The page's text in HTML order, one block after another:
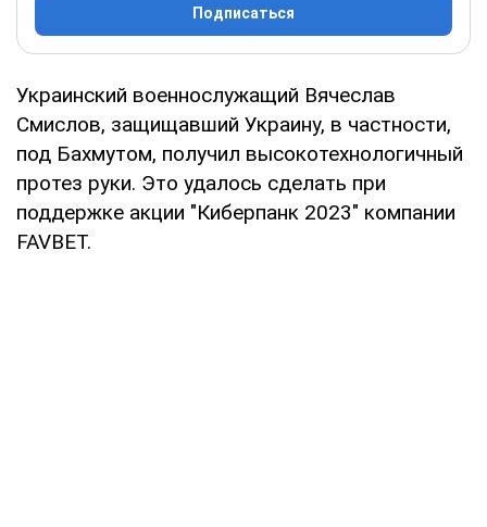
Подписаться
Украинский военнослужащий Вячеслав
Смислов, защищавший Украину, в частности,
под Бахмутом, получил высокотехнологичный
протез руки. Это удалось сделать при
поддержке акции "Киберпанк 2023" компании
FAVBET.